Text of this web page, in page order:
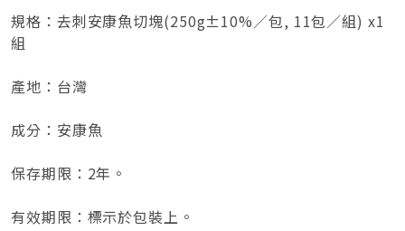
規格：去刺安康魚切塊(250g±10%／包, 11包／組) x1
組
產地：台灣
成分：安康魚
保存期限：2年。
有效期限：標示於包裝上。